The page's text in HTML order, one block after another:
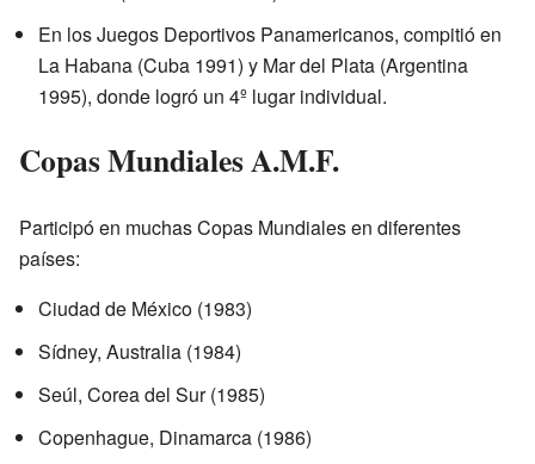
En los Juegos Deportivos Panamericanos, compitió en
La Habana (Cuba 1991) y Mar del Plata (Argentina
1995), donde logró un 4º lugar individual.
Copas Mundiales A.M.F.
Participó en muchas Copas Mundiales en diferentes
países:
Ciudad de México (1983)
Sídney, Australia (1984)
Seúl, Corea del Sur (1985)
Copenhague, Dinamarca (1986)